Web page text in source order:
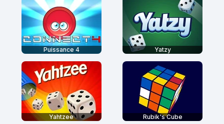
Puissance 4 Yatzy
Yahtzee Rubik's Cube